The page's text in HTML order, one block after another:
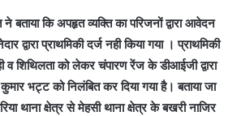
ने बताया कि अपहृत व्यक्ति का परिजनों द्वारा आवेदन
द्वारा प्राथमिकी दर्ज नही किया गया । प्राथमिकी
व शिथिलता को लेकर चंपारण रेंज के डीआईजी द्वारा
भट्ट को निलंबित कर दिया गया है। बताया जा
थाना क्षेत्र से मेहसी थाना क्षेत्र के बखरी नाजिर